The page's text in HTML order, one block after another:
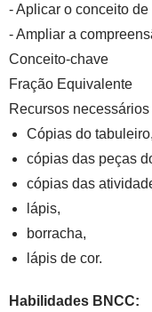
- Aplicar o conceito
- Ampliar a
Conceito-chave
Fração Equivalente
Recursos necessários
Cópias do tabuleiro,
cópias das peças
cópias das
lápis,
borracha,
lápis de cor.
Habilidades BNCC: